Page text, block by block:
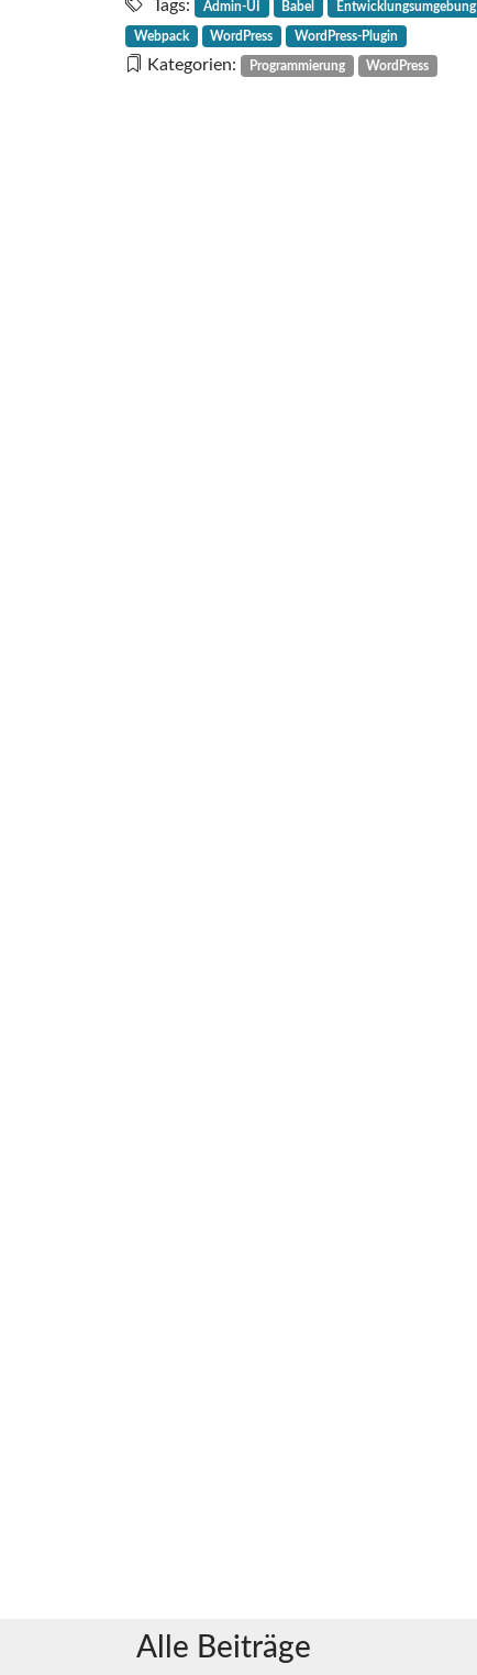
Plugin-
Admin-
UI-
Tags: Admin-UI Babel Entwicklungsumgebung
Webpack WordPress WordPress-Plugin
Kategorien: Programmierung WordPress
Alle Beiträge